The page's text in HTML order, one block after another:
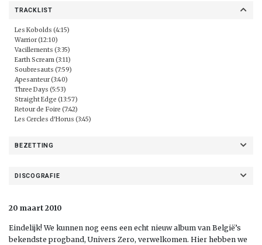
TRACKLIST
Les Kobolds (4:15)
Warrior (12:10)
Vacillements (3:35)
Earth Scream (3:11)
Soubresauts (7:59)
Apesanteur (3:40)
Three Days (5:53)
Straight Edge (13:57)
Retour de Foire (7:42)
Les Cercles d'Horus (3:45)
BEZETTING
DISCOGRAFIE
20 maart 2010
Eindelijk! We kunnen nog eens een echt nieuw album van België’s
bekendste progband, Univers Zero, verwelkomen. Hier hebben we